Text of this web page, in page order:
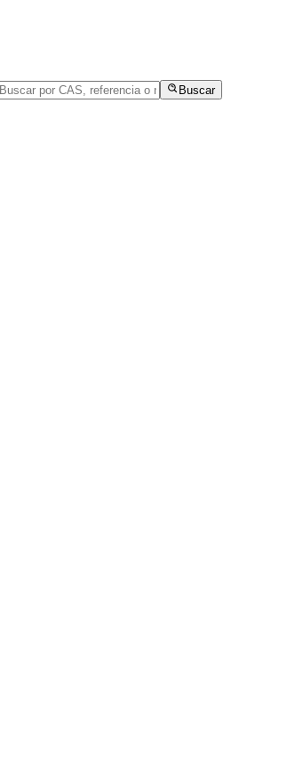
Buscar